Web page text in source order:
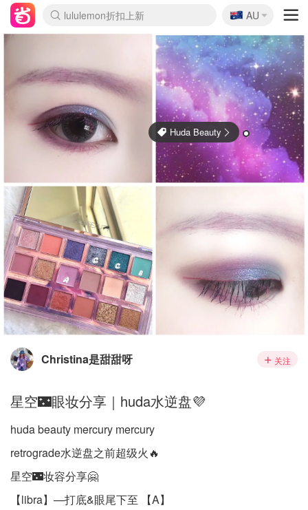
lululemon折扣上新
Sasa美妆护肤3.5折
SSENSE年中3折
FreshBeauty好价汇总
Cettire降价+叠9折
Farfetch折上8折
WWS Coles超市实拍
viagogo二手票捡漏
Myer清仓1折起
The Outnet奢牌1折起
David Jones 3折起
Flannels大牌1折
Perfumes Club护肤1折
AMIRO返校季6.2折
Oweek抽奖送Airpods
Amazon折扣汇总
eToro入金$200送$50
Amazon数码好物
ICONIC本周7.5折
ThedoubleF高奢地板价
Moose Knuckles 6折
丝芙兰5折起
EUFY官网3.7折起
Selenichast首饰2折
Trip机票酒店促销
YSL送5件彩妆礼
Amazon家居好物
BIGBANG巡演开票
David Jones时尚3折
Amazon美妆护肤
雅漾大喷$8
过敏原检测盒$33
伊索独家赠50ml沐浴露
科颜氏清仓3折
SEALIFE海洋馆门票6折
丝塔芙大白罐$16
订阅Newsletter送香薰
Cult Beauty 6.8折
Harrods圣诞日历2.3折
LN-CC奢牌私促3折
d'Alba空姐喷雾$16
EVE LOM套装逆天2折
Bernardelli独家4折
Adore Beauty 6折起
CT圣诞日历
Mytheresa奢品2.7折
Luxury Escapes 9折
Currentbody美容仪9折
MOON Garden Live
ALLSAINTS美衣3折
Roborock扫地机3.7折
Tingo Life水杯$24
Valentino官网5折
CR洗发护发6.3折
🇦🇺
AU
Huda Beauty
Christina是甜甜呀 关注
星空🌃眼妆分享｜huda水逆盘💜
huda beauty mercury mercury
retrograde水逆盘之前超级火🔥
星空🌃妆容分享🤗
【libra】—打底&眼尾下至 【A】